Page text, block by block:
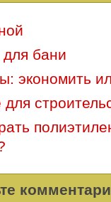
для бани
экономить